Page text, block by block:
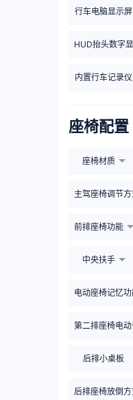
行车电脑显示屏
HUD抬头数字
内置行车记录仪
座椅配置
座椅材质
主驾座椅调节
前排座椅功能
中央扶手
电动座椅记忆
第二排座椅电
后排小桌板
后排座椅放倒